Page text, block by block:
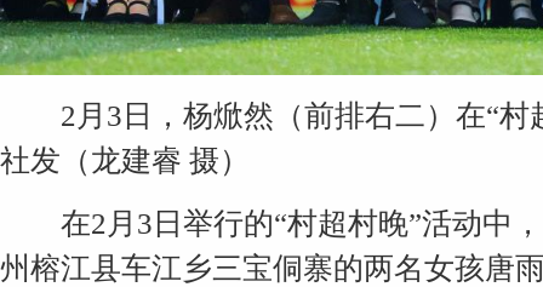
2月3日，杨焮然（前排右二）在“村
社发（龙建睿 摄）
在2月3日举行的“村超村晚”活动中
州榕江县车江乡三宝侗寨的两名女孩唐